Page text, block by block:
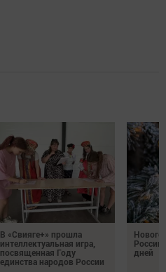
В «Свияге+» прошла
интеллектуальная игра,
посвященная Году
единства народов России
России
дней